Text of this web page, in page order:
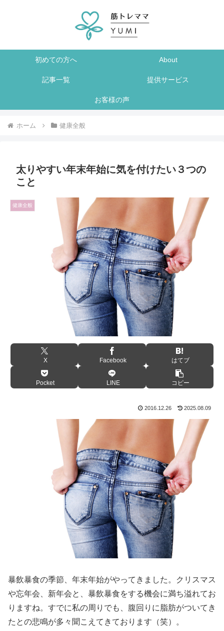
初めての方へ About
記事一覧 提供サービス
お客様の声
ホーム 健康全般
太りやすい年末年始に気を付けたい３つの
こと
健康全般
X Facebook はてブ
Pocket LINE コピー
2016.12.26 2025.08.09
暴飲暴食の季節、年末年始がやってきました。クリスマス
や忘年会、新年会と、暴飲暴食をする機会に満ち溢れてお
りますね。すでに私の周りでも、腹回りに脂肪がついてき
たとの悲鳴が多々聞こえてきております（笑）。